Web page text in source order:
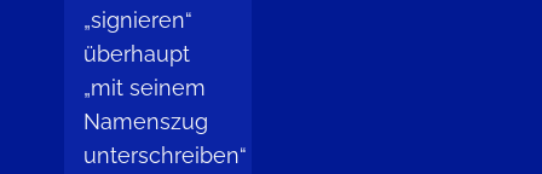
„signieren“
überhaupt
„mit seinem
Namenszug
unterschreiben“